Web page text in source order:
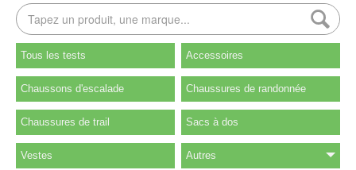
Tous les tests Accessoires
Chaussons d'escalade Chaussures de randonnée
Chaussures de trail Sacs à dos
Vestes Autres